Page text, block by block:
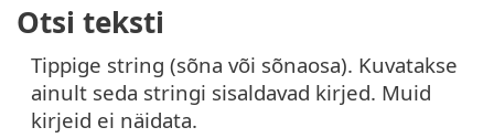
Otsi teksti
Tippige string (sõna või sõnaosa). Kuvatakse
ainult seda stringi sisaldavad kirjed. Muid
kirjeid ei näidata.